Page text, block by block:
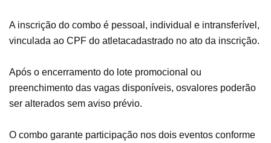
A inscrição do combo é pessoal, individual e intransferível,
vinculada ao CPF do atletacadastrado no ato da inscrição.
Após o encerramento do lote promocional ou
preenchimento das vagas disponíveis, osvalores poderão
ser alterados sem aviso prévio.
O combo garante participação nos dois eventos conforme